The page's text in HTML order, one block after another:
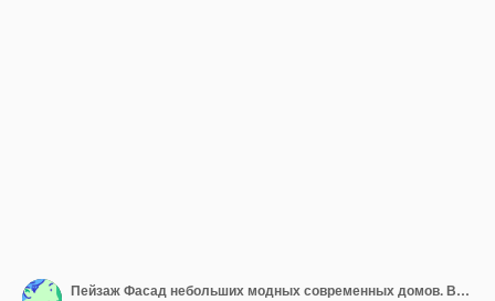
Пейзаж Фасад небольших модных современных домов. Внешний вид жилого дома с деревьями.